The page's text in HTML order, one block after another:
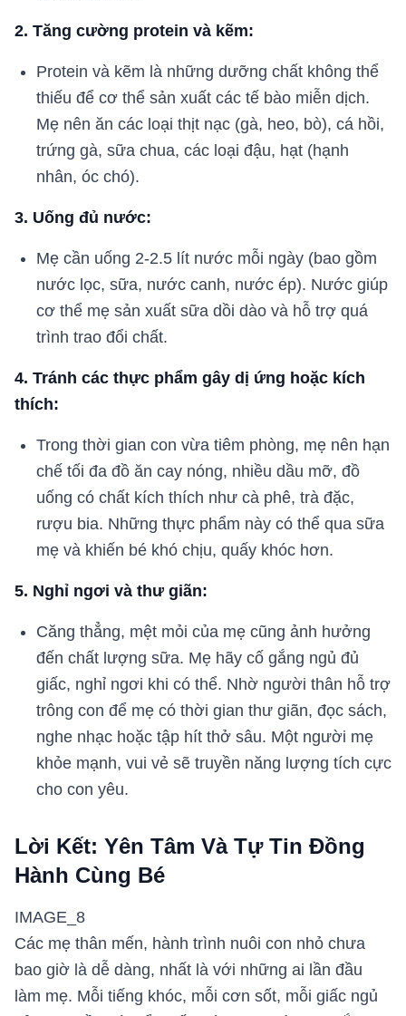
2. Tăng cường protein và kẽm:
Protein và kẽm là những dưỡng chất không thể
thiếu để cơ thể sản xuất các tế bào miễn dịch.
Mẹ nên ăn các loại thịt nạc (gà, heo, bò), cá hồi,
trứng gà, sữa chua, các loại đậu, hạt (hạnh
nhân, óc chó).
3. Uống đủ nước:
Mẹ cần uống 2-2.5 lít nước mỗi ngày (bao gồm
nước lọc, sữa, nước canh, nước ép). Nước giúp
cơ thể mẹ sản xuất sữa dồi dào và hỗ trợ quá
trình trao đổi chất.
4. Tránh các thực phẩm gây dị ứng hoặc kích
thích:
Trong thời gian con vừa tiêm phòng, mẹ nên hạn
chế tối đa đồ ăn cay nóng, nhiều dầu mỡ, đồ
uống có chất kích thích như cà phê, trà đặc,
rượu bia. Những thực phẩm này có thể qua sữa
mẹ và khiến bé khó chịu, quấy khóc hơn.
5. Nghỉ ngơi và thư giãn:
Căng thẳng, mệt mỏi của mẹ cũng ảnh hưởng
đến chất lượng sữa. Mẹ hãy cố gắng ngủ đủ
giấc, nghỉ ngơi khi có thể. Nhờ người thân hỗ trợ
trông con để mẹ có thời gian thư giãn, đọc sách,
nghe nhạc hoặc tập hít thở sâu. Một người mẹ
khỏe mạnh, vui vẻ sẽ truyền năng lượng tích cực
cho con yêu.
Lời Kết: Yên Tâm Và Tự Tin Đồng
Hành Cùng Bé
IMAGE_8
Các mẹ thân mến, hành trình nuôi con nhỏ chưa
bao giờ là dễ dàng, nhất là với những ai lần đầu
làm mẹ. Mỗi tiếng khóc, mỗi cơn sốt, mỗi giấc ngủ